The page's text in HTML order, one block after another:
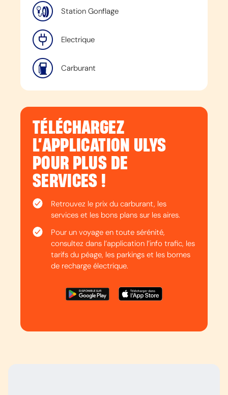
Station Gonflage
Electrique
Carburant
TÉLÉCHARGEZ
L’APPLICATION ULYS
POUR PLUS DE
SERVICES !
Retrouvez le prix du carburant, les
services et les bons plans sur les aires.
Pour un voyage en toute sérénité,
consultez dans l’application l’info trafic, les
tarifs du péage, les parkings et les bornes
de recharge électrique.